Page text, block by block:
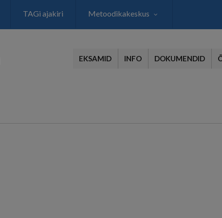
TAGi ajakiri Metoodikakeskus
EKSAMID INFO DOKUMENDID